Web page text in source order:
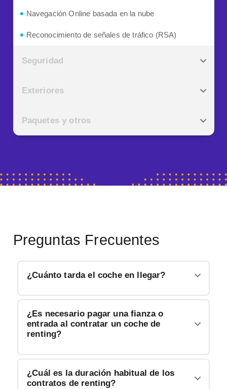
Navegación Online basada en la nube
Reconocimiento de señales de tráfico (RSA)
Seguridad
Exteriores
Paquetes y otros
Preguntas Frecuentes
¿Cuánto tarda el coche en llegar?
¿Es necesario pagar una fianza o
entrada al contratar un coche de
renting?
¿Cuál es la duración habitual de los
contratos de renting?